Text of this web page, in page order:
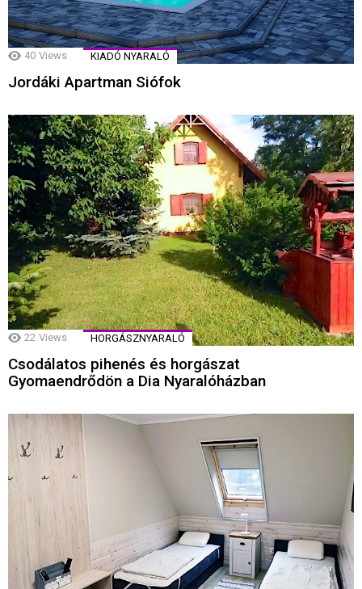
40 Views KIADÓ NYARALÓ
Jordáki Apartman Siófok
22 Views HORGÁSZNYARALÓ
Csodálatos pihenés és horgászat
Gyomaendrődön a Dia Nyaralóházban